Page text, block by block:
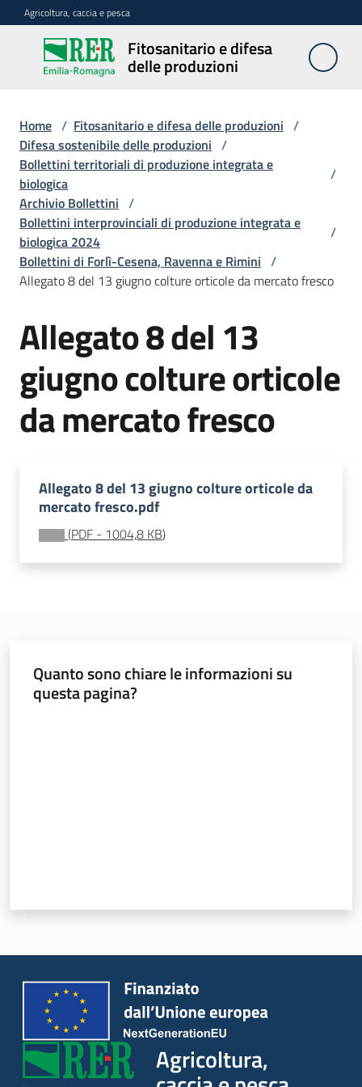
Vai al contenuto
Vai alla navigazione
Vai al footer
Agricoltura, caccia e pesca
Fitosanitario e difesa
delle produzioni
Fitosanitario
e difesa
produzioni
Avversità
delle
piante
Sorveglianza
Difesa
sostenibile
Vivaismo
sementi
Import-
Export
Newsletter
Agricoltura,
caccia e
Argomenti
Home / Fitosanitario e difesa delle produzioni /
Difesa sostenibile delle produzioni /
Bollettini territoriali di produzione integrata e
biologica
/
Archivio Bollettini /
Bollettini interprovinciali di produzione integrata e
biologica 2024
/
Bollettini di Forlì-Cesena, Ravenna e Rimini /
Allegato 8 del 13 giugno colture orticole da mercato fresco
Allegato 8 del 13
giugno colture orticole
da mercato fresco
Allegato 8 del 13 giugno colture orticole da
mercato fresco.pdf
(PDF - 1004,8 KB)
Quanto sono chiare le informazioni su
questa pagina?
Agricoltura,